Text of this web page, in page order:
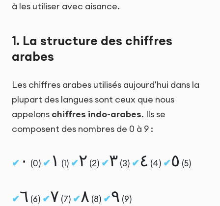
à les utiliser avec aisance.
1. La structure des chiffres
arabes
Les chiffres arabes utilisés aujourd'hui dans la
plupart des langues sont ceux que nous
appelons chiffres indo-arabes. Ils se
composent des nombres de 0 à 9 :
٠ (0) ١ (1) ٢ (2) ٣ (3) ٤ (4) ٥ (5)
٦ (6) ٧ (7) ٨ (8) ٩ (9)